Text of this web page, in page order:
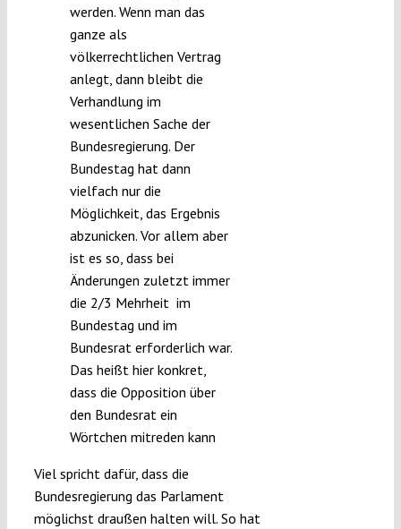
werden. Wenn man das
ganze als
völkerrechtlichen Vertrag
anlegt, dann bleibt die
Verhandlung im
wesentlichen Sache der
Bundesregierung. Der
Bundestag hat dann
vielfach nur die
Möglichkeit, das Ergebnis
abzunicken. Vor allem aber
ist es so, dass bei
Änderungen zuletzt immer
die 2/3 Mehrheit im
Bundestag und im
Bundesrat erforderlich war.
Das heißt hier konkret,
dass die Opposition über
den Bundesrat ein
Wörtchen mitreden kann
Viel spricht dafür, dass die
Bundesregierung das Parlament
möglichst draußen halten will. So hat